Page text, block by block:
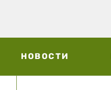
НОВОСТИ